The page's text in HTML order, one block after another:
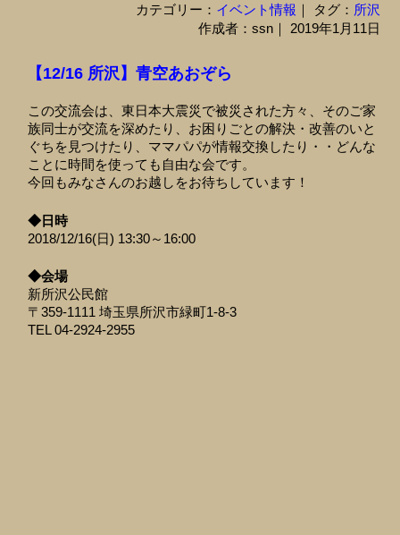
カテゴリー： イベント情報 ｜ タグ： 所沢
作成者：ssn｜ 2019年1月11日
【12/16 所沢】青空あおぞら
この交流会は、東日本大震災で被災された方々、そのご家
族同士が交流を深めたり、お困りごとの解決・改善のいと
ぐちを見つけたり、ママパパが情報交換したり・・どんな
ことに時間を使っても自由な会です。
今回もみなさんのお越しをお待ちしています！
◆日時
2018/12/16(日) 13:30～16:00
◆会場
新所沢公民館
〒359-1111 埼玉県所沢市緑町1-8-3
TEL 04-2924-2955